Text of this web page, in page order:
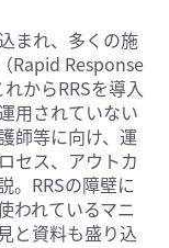
まれ、多くの施
Rapid Response
からRRSを導入
用されていない
師等に向け、運
セス、アウトカ
。RRSの障壁に
われているマニ
と資料も盛り込